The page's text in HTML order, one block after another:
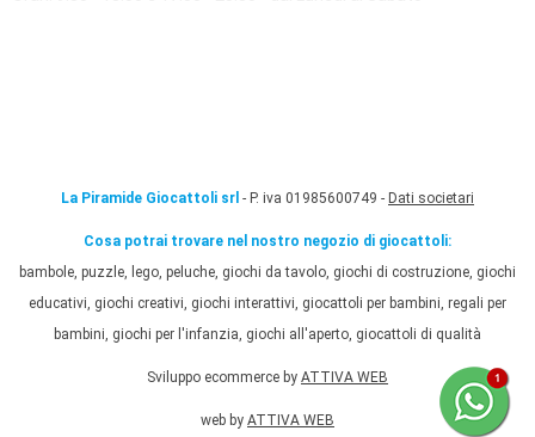
La Piramide Giocattoli srl - P. iva 01985600749 - Dati societari
Cosa potrai trovare nel nostro negozio di giocattoli:
bambole, puzzle, lego, peluche, giochi da tavolo, giochi di costruzione, giochi
educativi, giochi creativi, giochi interattivi, giocattoli per bambini, regali per
bambini, giochi per l'infanzia, giochi all'aperto, giocattoli di qualità
Sviluppo ecommerce by ATTIVA WEB
web by ATTIVA WEB